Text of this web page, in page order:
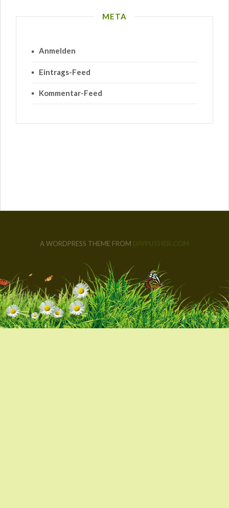
META
Anmelden
Eintrags-Feed
Kommentar-Feed
A WORDPRESS THEME FROM DIVPUSHER.COM